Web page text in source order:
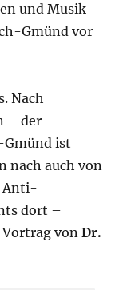
und Musik
Gmünd vor
Nach
– der
Gmünd ist
nach auch von
Anti-
dort –
Vortrag vonDr.